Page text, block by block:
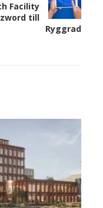
Facility
till
Ryggrad